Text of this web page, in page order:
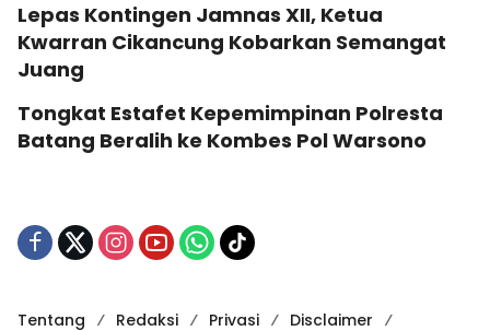
Lepas Kontingen Jamnas XII, Ketua
Kwarran Cikancung Kobarkan Semangat
Juang
Tongkat Estafet Kepemimpinan Polresta
Batang Beralih ke Kombes Pol Warsono
Tentang Redaksi Privasi Disclaimer